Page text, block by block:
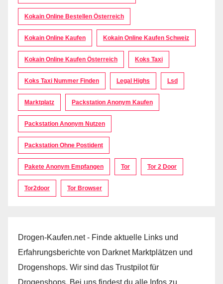
Kokain Online Bestellen Österreich
Kokain Online Kaufen Kokain Online Kaufen Schweiz
Kokain Online Kaufen Österreich Koks Taxi
Koks Taxi Nummer Finden Legal Highs Lsd
Marktplatz Packstation Anonym Kaufen
Packstation Anonym Nutzen
Packstation Ohne Postident
Pakete Anonym Empfangen Tor Tor 2 Door
Tor2door Tor Browser
Drogen-Kaufen.net - Finde aktuelle Links und
Erfahrungsberichte von Darknet Marktplätzen und
Drogenshops. Wir sind das Trustpilot für
Drogenshops. Bei uns findest du alle Infos zu